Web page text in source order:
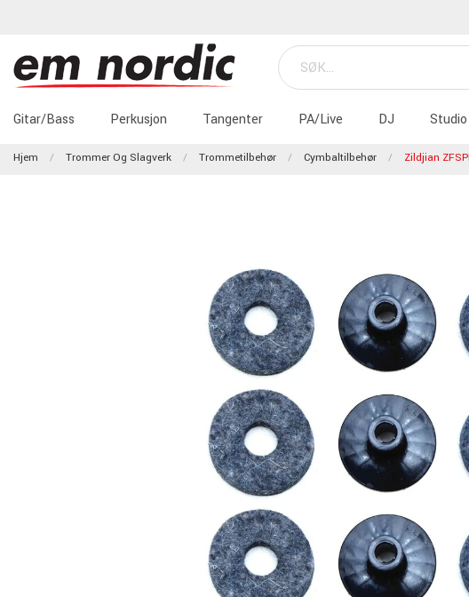
Gitar/Bass Perkusjon Tangenter PA/Live DJ Studio
Hjem Trommer Og Slagverk Trommetilbehør Cymbaltilbehør Zildjian